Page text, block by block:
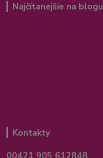
Najčítanejšie na blogu
Kontakty
00421 905 612848